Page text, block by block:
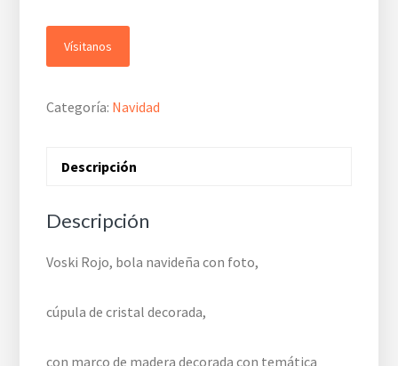
Vísitanos
Categoría: Navidad
Descripción
Descripción
Voski Rojo, bola navideña con foto,
cúpula de cristal decorada,
con marco de madera decorada con temática